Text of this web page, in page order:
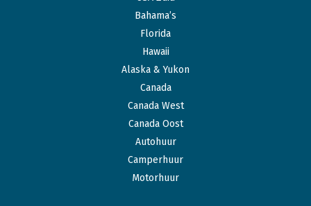
Bahama’s
Florida
Hawaii
Alaska & Yukon
Canada
Canada West
Canada Oost
Autohuur
Camperhuur
Motorhuur